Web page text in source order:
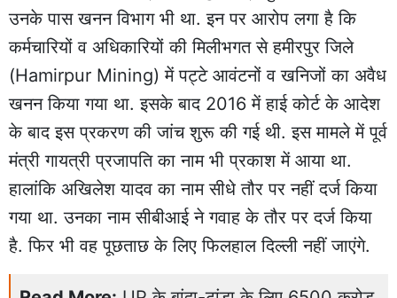
उनके पास खनन विभाग भी था. इन पर आरोप लगा है कि
कर्मचारियों व अधिकारियों की मिलीभगत से हमीरपुर जिले
(Hamirpur Mining) में पट्टे आवंटनों व खनिजों का अवैध
खनन किया गया था. इसके बाद 2016 में हाई कोर्ट के आदेश
के बाद इस प्रकरण की जांच शुरू की गई थी. इस मामले में पूर्व
मंत्री गायत्री प्रजापति का नाम भी प्रकाश में आया था.
हालांकि अखिलेश यादव का नाम सीधे तौर पर नहीं दर्ज किया
गया था. उनका नाम सीबीआई ने गवाह के तौर पर दर्ज किया
है. फिर भी वह पूछताछ के लिए फिलहाल दिल्ली नहीं जाएंगे.